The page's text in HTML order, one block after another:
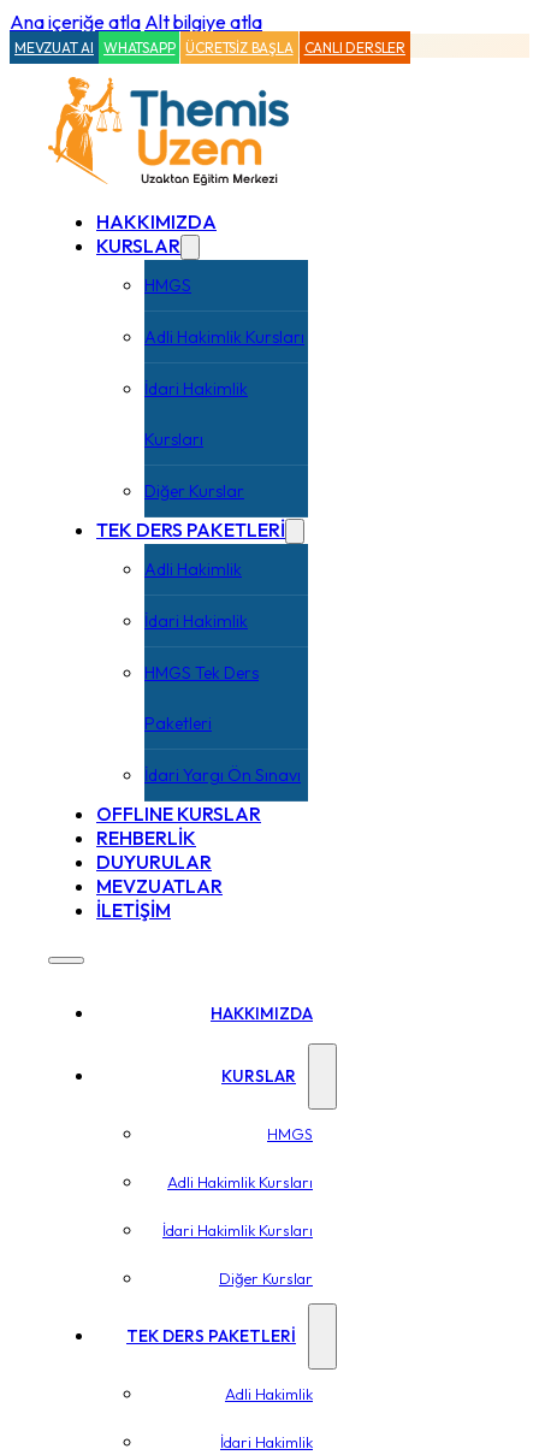
Ana içeriğe atla Alt bilgiye atla
MEVZUAT AI WHATSAPP ÜCRETSİZ BAŞLA CANLI DERSLER
HAKKIMIZDA
KURSLAR
HMGS
Adli Hakimlik Kursları
İdari Hakimlik
Kursları
Diğer Kurslar
TEK DERS PAKETLERİ
Adli Hakimlik
İdari Hakimlik
HMGS Tek Ders
Paketleri
İdari Yargı Ön Sınavı
OFFLINE KURSLAR
REHBERLİK
DUYURULAR
MEVZUATLAR
İLETİŞİM
HAKKIMIZDA
KURSLAR
HMGS
Adli Hakimlik Kursları
İdari Hakimlik Kursları
Diğer Kurslar
TEK DERS PAKETLERİ
Adli Hakimlik
İdari Hakimlik